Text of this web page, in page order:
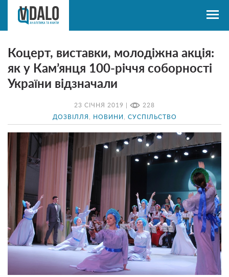
23 СІЧНЯ 2019 | 228
ДОЗВІЛЛЯ НОВИНИ СУСПІЛЬСТВО
Коцерт, виставки, молодіжна акція:
як у Кам’янця 100-річчя соборності
України відзначали